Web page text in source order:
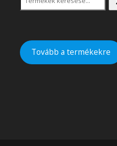
Tovább a termékekre